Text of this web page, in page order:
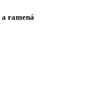
ramená